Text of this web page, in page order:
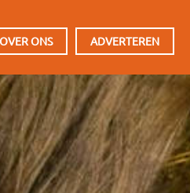
OVER ONS ADVERTEREN